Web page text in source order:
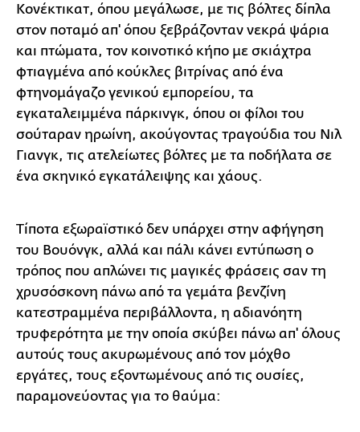
Κονέκτικατ, όπου μεγάλωσε, με τις βόλτες δίπλα
στον ποταμό απ' όπου ξεβράζονταν νεκρά ψάρια
και πτώματα, τον κοινοτικό κήπο με σκιάχτρα
φτιαγμένα από κούκλες βιτρίνας από ένα
φτηνομάγαζο γενικού εμπορείου, τα
εγκαταλειμμένα πάρκινγκ, όπου οι φίλοι του
σούταραν ηρωίνη, ακούγοντας τραγούδια του Νιλ
Γιανγκ, τις ατελείωτες βόλτες με τα ποδήλατα σε
ένα σκηνικό εγκατάλειψης και χάους.
Τίποτα εξωραϊστικό δεν υπάρχει στην αφήγηση
του Βουόνγκ, αλλά και πάλι κάνει εντύπωση ο
τρόπος που απλώνει τις μαγικές φράσεις σαν τη
χρυσόσκονη πάνω από τα γεμάτα βενζίνη
κατεστραμμένα περιβάλλοντα, η αδιανόητη
τρυφερότητα με την οποία σκύβει πάνω απ' όλους
αυτούς τους ακυρωμένους από τον μόχθο
εργάτες, τους εξοντωμένους από τις ουσίες,
παραμονεύοντας για το θαύμα: